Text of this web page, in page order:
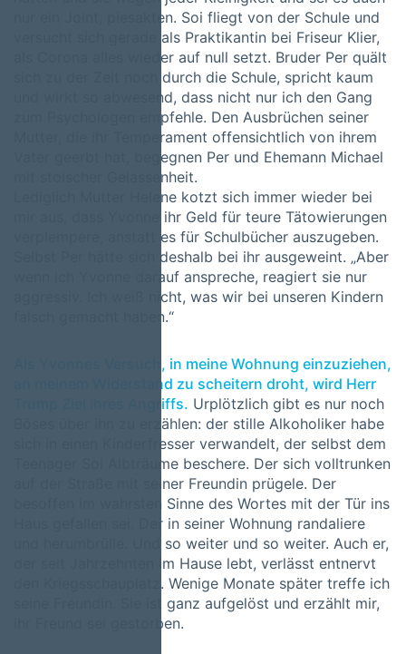
nur ein Joint, piesakten. Soi fliegt von der Schule und
versucht sich gerade als Praktikantin bei Friseur Klier,
als Corona alles wieder auf null setzt. Bruder Per quält
sich zu der Zeit noch durch die Schule, spricht kaum
und wirkt so abwesend, dass nicht nur ich den Gang
zum Psychologen empfehle. Den Ausbrüchen seiner
Mutter, die ihr Temperament offensichtlich von ihrem
Vater geerbt hat, begegnen Per und Ehemann Michael
mit stoischer Gelassenheit.
Lediglich Mutter Helene kotzt sich immer wieder bei
mir aus, dass Yvonne ihr Geld für teure Tätowierungen
verplempere, anstatt es für Schulbücher auszugeben.
Selbst Per hätte sich deshalb bei ihr ausgeweint. „Aber
wenn ich Yvonne darauf anspreche, reagiert sie nur
aggressiv. Ich weiß nicht, was wir bei unseren Kindern
falsch gemacht haben.“
Als Yvonnes Versuch, in meine Wohnung einzuziehen,
an meinem Widerstand zu scheitern droht, wird Herr
Trump Ziel ihres Angriffs. Urplötzlich gibt es nur noch
Böses über ihn zu erzählen: der stille Alkoholiker habe
sich in einen Kinderfresser verwandelt, der selbst dem
Teenager Soi Albträume beschere. Der sich volltrunken
auf der Straße mit seiner Freundin prügele. Der
besoffen im wahrsten Sinne des Wortes mit der Tür ins
Haus gefallen sei. Der in seiner Wohnung randaliere
und herumbrülle. Und so weiter und so weiter. Auch er,
der seit Jahrzehnten im Hause lebt, verlässt entnervt
den Kriegsschauplatz. Wenige Monate später treffe ich
seine Freundin. Sie ist ganz aufgelöst und erzählt mir,
ihr Freund sei gestorben.